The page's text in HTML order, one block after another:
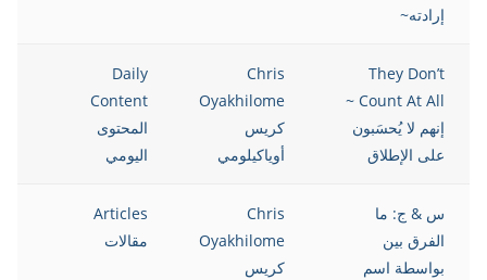
إرادته~
They Don’t
Count At All ~
إنهم لا يُحسَبون
على الإطلاق
Chris
Oyakhilome
كريس
أوياكيلومي
Daily
Content
المحتوى
اليومي
س & ج: ما
الفرق بين
بواسطة اسم
Chris
Oyakhilome
كريس
Articles
مقالات